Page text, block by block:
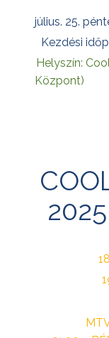
július. 25.
Kezdési
Helyszín:
Központ)